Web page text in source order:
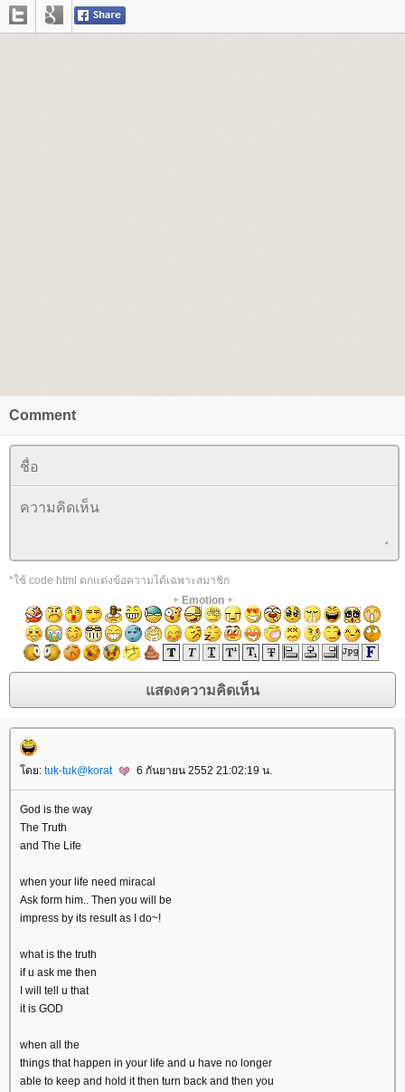
Comment
*ใช้ code html ตกแต่งข้อความได้เฉพาะสมาชิก
+ Emotion+
ดย: tuk-tuk@korat 6 กันยายน 2552 21:02:19 น.
God is the way
The Truth
and The Life
when your life need miracal
Ask form him.. Then you will be
impress by its result as I do~!
what is the truth
if u ask me then
I will tell u that
it is GOD
when all the
things that happen in your life and u have no longer
able to keep and hold it then turn back and then you